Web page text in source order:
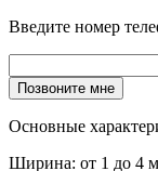
Введите номер
Позвоните мне
Основные
Ширина: от 1 до 4 м